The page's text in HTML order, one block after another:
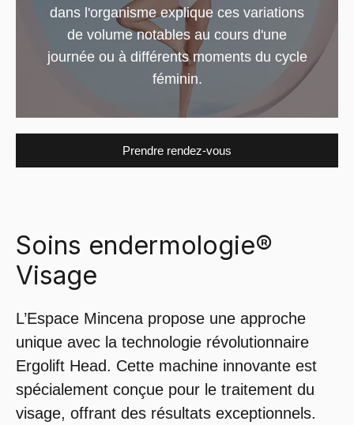
dans l'organisme explique ces variations
de volume notables au cours d'une
journée ou à différents moments du cycle
féminin.
Prendre rendez-vous
Soins endermologie®
Visage
L’Espace Mincena propose une approche
unique avec la technologie révolutionnaire
Ergolift Head. Cette machine innovante est
spécialement conçue pour le traitement du
visage, offrant des résultats exceptionnels.